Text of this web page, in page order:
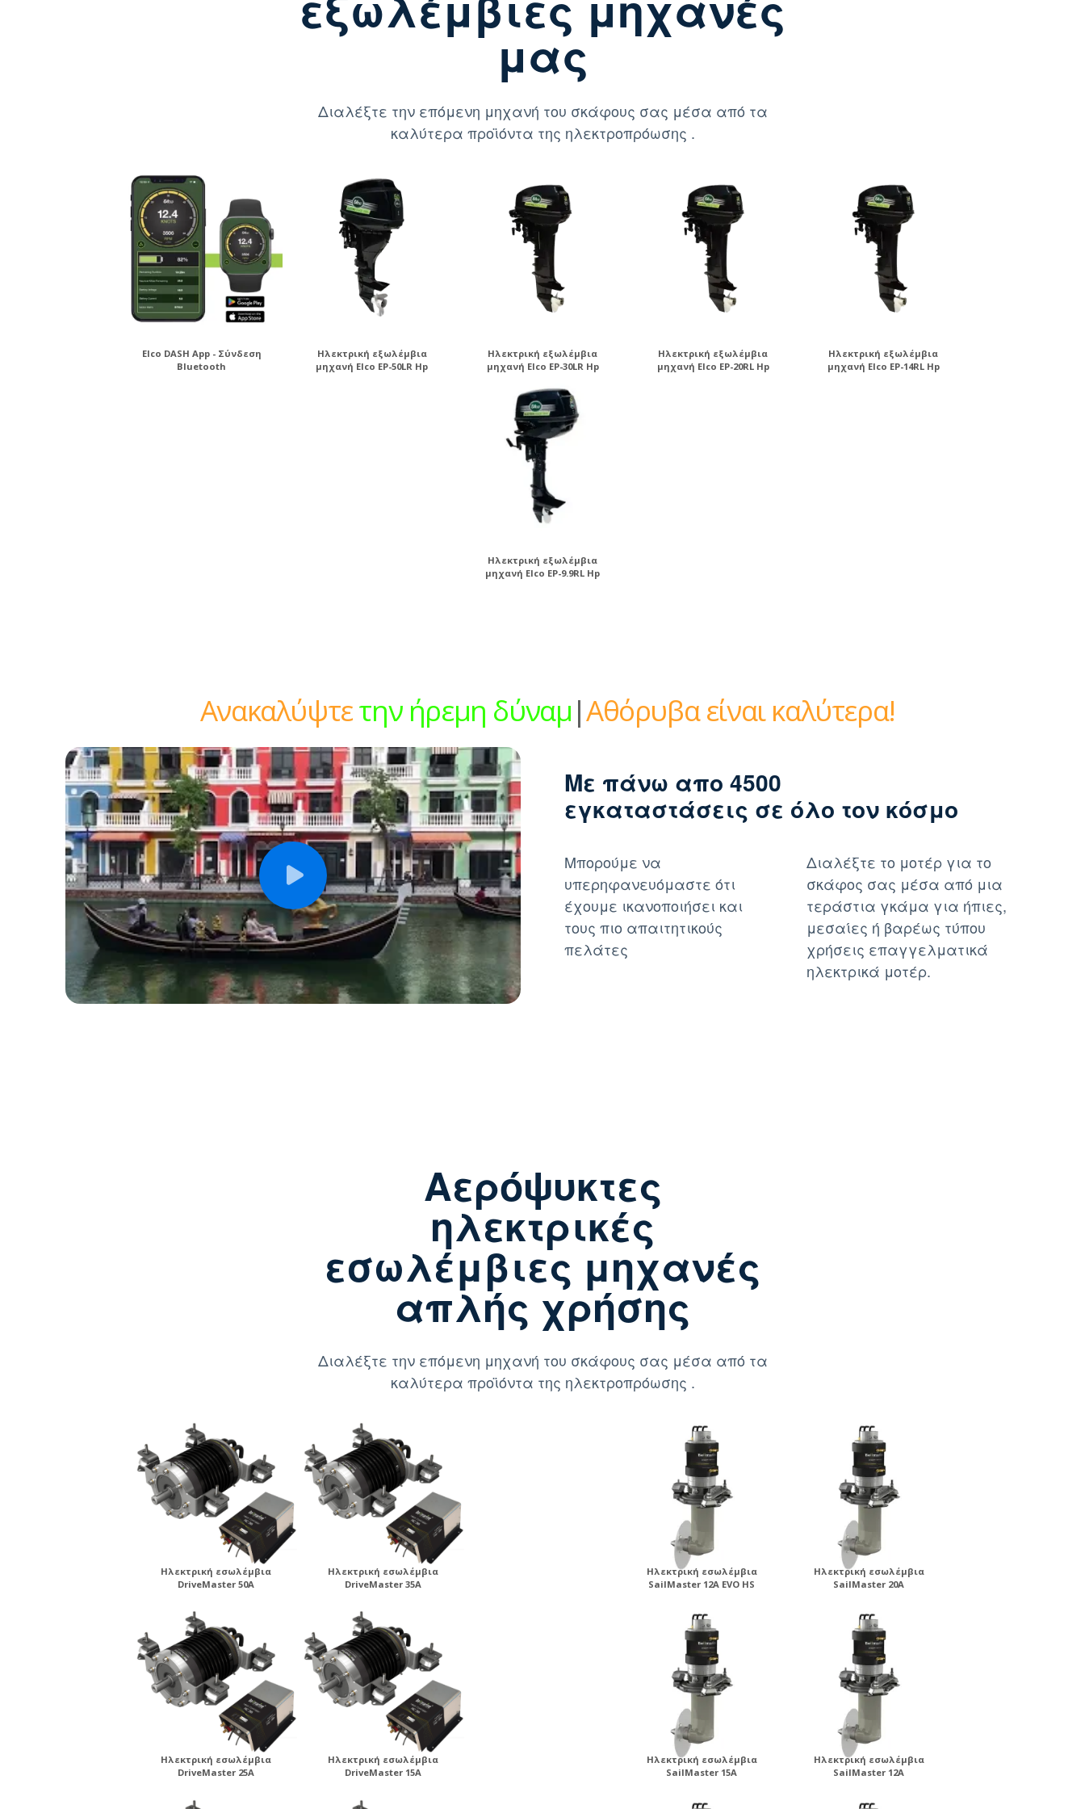
μας
Διαλέξτε την επόμενη μηχανή του σκάφους σας μέσα από τα
καλύτερα προϊόντα της ηλεκτροπρόωσης .
Elco DASH App - Σύνδεση
Bluetooth
Ηλεκτρική εξωλέμβια
μηχανή Elco EP-50LR Hp
Ηλεκτρική εξωλέμβια
μηχανή Elco EP-30LR Hp
Ηλεκτρική εξωλέμβια
μηχανή Elco EP-20RL Hp
Ηλεκτρική εξωλέμβια
μηχανή Elco EP-14RL Hp
Ηλεκτρική εξωλέμβια
μηχανή Elco EP-9.9RL Hp
Ανακαλύψτετην ήρεμη δύναμη|Αθόρυβα είναι καλύτερα!
Με πάνω απο 4500
εγκαταστάσεις σε όλο τον κόσμο
Μπορούμε να
υπερηφανευόμαστε ότι
έχουμε ικανοποιήσει και
τους πιο απαιτητικούς
πελάτες
Διαλέξτε το μοτέρ για το
σκάφος σας μέσα από μια
τεράστια γκάμα για ήπιες,
μεσαίες ή βαρέως τύπου
χρήσεις επαγγελματικά
ηλεκτρικά μοτέρ.
Αερόψυκτες
ηλεκτρικές
εσωλέμβιες μηχανές
απλής χρήσης
Διαλέξτε την επόμενη μηχανή του σκάφους σας μέσα από τα
καλύτερα προϊόντα της ηλεκτροπρόωσης .
Ηλεκτρική εσωλέμβια
DriveMaster 50A
Ηλεκτρική εσωλέμβια
DriveMaster 35A
Ηλεκτρική εσωλέμβια
DriveMaster 25A
Ηλεκτρική εσωλέμβια
DriveMaster 15A
Ηλεκτρική εσωλέμβια
SailMaster 12A EVO HS
Ηλεκτρική εσωλέμβια
SailMaster 20A
Ηλεκτρική εσωλέμβια
SailMaster 15A
Ηλεκτρική εσωλέμβια
SailMaster 12A